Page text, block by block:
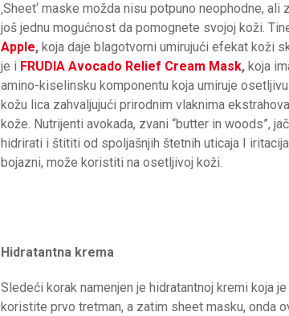
‚Sheet‘ maske možda nisu potpuno neophodne,
još jednu mogućnost da pomognete svojoj koži.
Apple, koja daje blagotvorni umirujući efekat koži
je i FRUDIA Avocado Relief Cream Mask, koja
amino-kiselinsku komponentu koja umiruje
kožu lica zahvaljujući prirodnim vlaknima
kože. Nutrijenti avokada, zvani “butter in woods”,
hidrirati i štititi od spoljašnjih štetnih uticaja I
bojazni, može koristiti na osetljivoj koži.
Hidratantna krema
Sledeći korak namenjen je hidratantnoj kremi koja
koristite prvo tretman, a zatim sheet masku, onda